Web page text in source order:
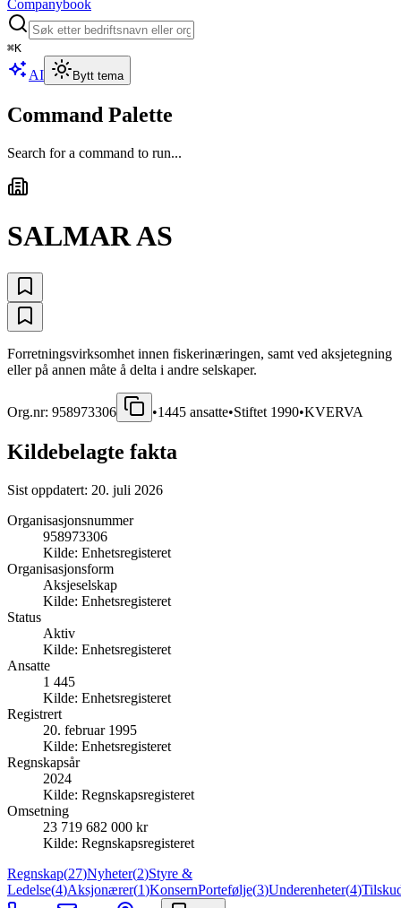
Companybook
⌘K
AI Bytt tema
Command Palette
Search for a command to run...
SALMAR AS
Forretningsvirksomhet innen fiskerinæringen, samt ved aksjetegning
eller på annen måte å delta i andre selskaper.
Org.nr: 958973306 •1445 ansatte•Stiftet 1990•KVERVA
Kildebelagte fakta
Sist oppdatert: 20. juli 2026
Organisasjonsnummer
958973306
Kilde: Enhetsregisteret
Organisasjonsform
Aksjeselskap
Kilde: Enhetsregisteret
Status
Aktiv
Kilde: Enhetsregisteret
Ansatte
1 445
Kilde: Enhetsregisteret
Registrert
20. februar 1995
Kilde: Enhetsregisteret
Regnskapsår
2024
Kilde: Regnskapsregisteret
Omsetning
23 719 682 000 kr
Kilde: Regnskapsregisteret
Regnskap(27)Nyheter(2)Styre &
Ledelse(4)Aksjonærer(1)KonsernPortefølje(3)Underenheter(4)